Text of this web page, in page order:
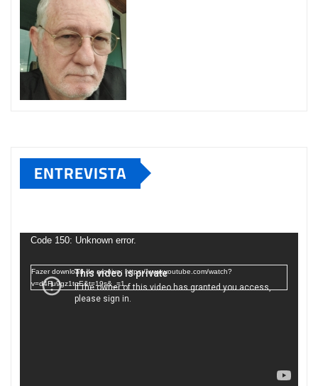
ENTREVISTA
deCode 150: Unknown error.
Fazer download do arquivo: https://www.youtube.com/watch?
v=d4Fu9gz1tqE&t=19s&_=1